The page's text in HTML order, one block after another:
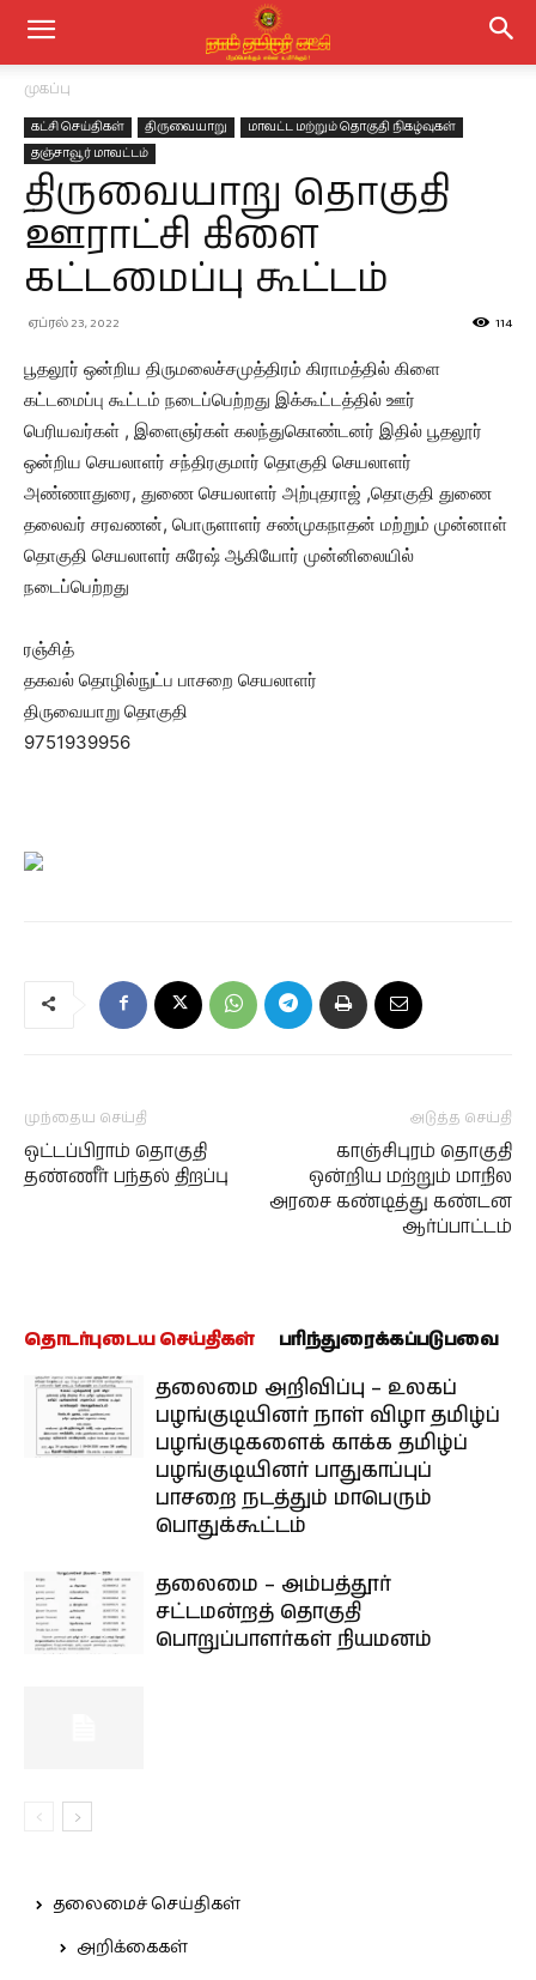
முகப்பு
கட்சி செய்திகள் திருவையாறு
மாவட்ட மற்றும் தொகுதி நிகழ்வுகள்
தஞ்சாவூர் மாவட்டம்
திருவையாறு தொகுதி
ஊராட்சி கிளை
கட்டமைப்பு கூட்டம்
ஏப்ரல் 23, 2022 114
பூதலூர் ஒன்றிய திருமலைச்சமுத்திரம் கிராமத்தில் கிளை
கட்டமைப்பு கூட்டம் நடைப்பெற்றது இக்கூட்டத்தில் ஊர்
பெரியவர்கள் , இளைஞர்கள் கலந்துகொண்டனர் இதில் பூதலூர்
ஒன்றிய செயலாளர் சந்திரகுமார் தொகுதி செயலாளர்
அண்ணாதுரை, துணை செயலாளர் அற்புதராஜ் ,தொகுதி துணை
தலைவர் சரவணன், பொருளாளர் சண்முகநாதன் மற்றும் முன்னாள்
தொகுதி செயலாளர் சுரேஷ் ஆகியோர் முன்னிலையில்
நடைப்பெற்றது
ரஞ்சித்
தகவல் தொழில்நுட்ப பாசறை செயலாளர்
திருவையாறு தொகுதி
9751939956
முந்தைய செய்தி
ஒட்டப்பிராம் தொகுதி
தண்ணீர் பந்தல் திறப்பு
அடுத்த செய்தி
காஞ்சிபுரம் தொகுதி
ஒன்றிய மற்றும் மாநில
அரசை கண்டித்து கண்டன
ஆர்ப்பாட்டம்
தொடர்புடைய செய்திகள் பரிந்துரைக்கப்படுபவை
தலைமை அறிவிப்பு – உலகப்
பழங்குடியினர் நாள் விழா தமிழ்ப்
பழங்குடிகளைக் காக்க தமிழ்ப்
பழங்குடியினர் பாதுகாப்புப்
பாசறை நடத்தும் மாபெரும்
பொதுக்கூட்டம்
தலைமை – அம்பத்தூர்
சட்டமன்றத் தொகுதி
பொறுப்பாளர்கள் நியமனம்
தலைமைச் செய்திகள்
அறிக்கைகள்